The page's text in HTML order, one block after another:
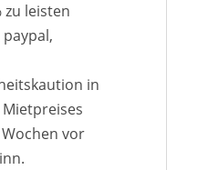
zu leisten
in
Mietpreises
vor